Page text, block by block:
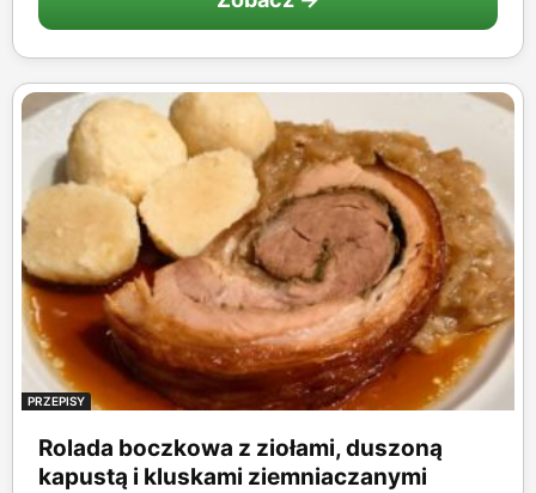
PRZEPISY
Rolada boczkowa z ziołami, duszoną
kapustą i kluskami ziemniaczanymi